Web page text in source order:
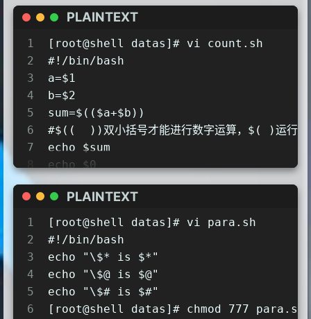
PLAINTEXT
1
2
3
4
5
6
7
8
9
10
11
12
[root@shell datas]# vi count.sh
#!/bin/bash
a=$1
b=$2
sum=$(($a+$b))
#$((  ))双小括号才能进行数字运算，$( )运行命
echo $sum
echo $0
[root@shell datas]# chmod 755 count.sh
[root@shell datas]# ./count.sh 22 33
55
./count.sh       #$0输出命令本身
PLAINTEXT
1
2
3
4
5
6
[root@shell datas]# vi para.sh
#!/bin/bash
echo "\$* is $*"
echo "\$@ is $@"
echo "\$# is $#"
[root@shell datas]# chmod 777 para.sh